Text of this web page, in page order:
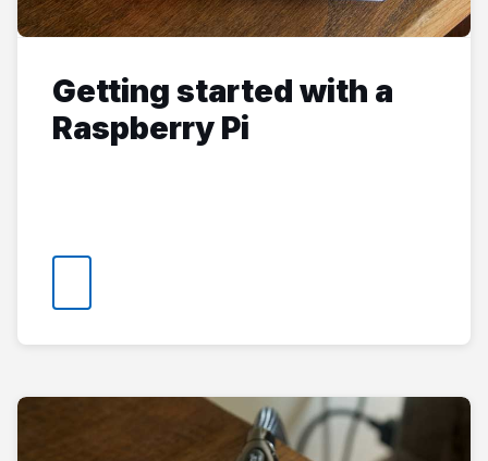
Getting started with a
Raspberry Pi